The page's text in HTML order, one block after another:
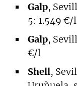
Galp,
5: 1.549 €/l
Galp,
€/l
Shell,